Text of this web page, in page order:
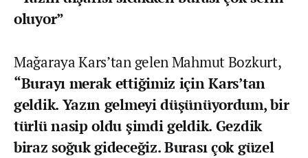
oluyor”
Mağaraya Kars’tan gelen Mahmut Bozkurt,
“Burayı merak ettiğimiz için Kars’tan
geldik. Yazın gelmeyi düşünüyordum, bir
türlü nasip oldu şimdi geldik. Gezdik
biraz soğuk gideceğiz. Burası çok güzel